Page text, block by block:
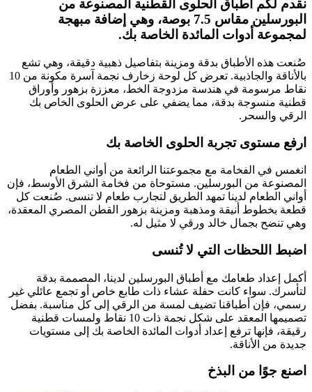
نقدم لكم أطباق الحلوى القطنية المصنوعة من
البورسلين مقاس 7.5 بوصة، وهي إضافة مبهجة
لمجموعة أدوات المائدة الخاصة بك.
صُنعت هذه الأطباق بدقة ومزينة بتفاصيل ذهبية دقيقة، وهي تشع
بالأناقة والجاذبية. تعرض كل لوحة زخارف نجمة آسرة مكونة من 10
نقاط مرسومة في هندسة مزدوجة الخط، معززة بزهور وأوراق
قطنية منسوجة بدقة، مما يضفي على عرض الحلوى الخاص بك
الرقي والسحر.
ارفع مستوى تجربة الحلوى الخاصة بك
انغمس في الفخامة مع مجموعتنا الرائعة من أواني الطعام
المصنوعة من البورسلين. مستوحاة من فخامة الشرق الأوسط، فإن
أواني الطعام لدينا تمهد الطريق لتجارب طعام لا تنسى. صُنعت كل
قطعة بخطوط أنيقة ومذهبة ومزينة بزهور القطن المصري المعقدة،
وهي تنضح بجمال خالد ورقي لا مثيل له.
اضبط اللحظات التي لا تُنسى
أكمل إعداد طعامك مع أطباق البورسلين لدينا، المصممة بدقة
لتأسرك. سواء كانت حفلة عشاء ذات طابع خاص أو تجمع عائلي غير
رسمي، فإن أطباقنا تضيف لمسة من الرقي إلى كل مناسبة. بفضل
تصميمها المعقد على شكل نجمة ذات 10 نقاط ولمسات قطنية
رقيقة، فإنها ترفع إعداد أدوات المائدة الخاصة بك إلى مستويات
جديدة من الأناقة.
اصنع جوًا من البذخ